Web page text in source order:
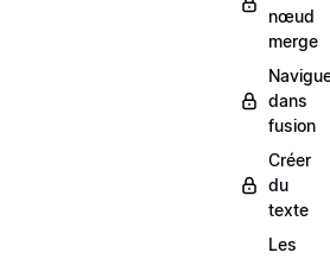
nœud
merge
dans
fusion
Créer
du
texte
Les